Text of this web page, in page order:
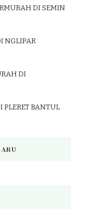
DI SEMIN
NGLIPAR
DI
PLERET BANTUL